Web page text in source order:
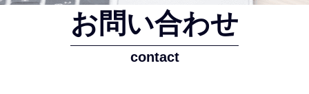
お問い合わせ
contact